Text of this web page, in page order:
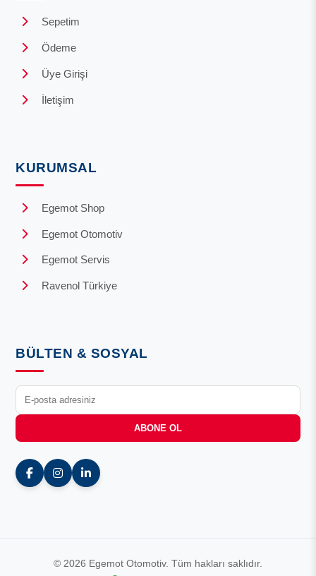
Sepetim
Ödeme
Üye Girişi
İletişim
KURUMSAL
Egemot Shop
Egemot Otomotiv
Egemot Servis
Ravenol Türkiye
BÜLTEN & SOSYAL
ABONE OL
© 2026 Egemot Otomotiv. Tüm hakları saklıdır.